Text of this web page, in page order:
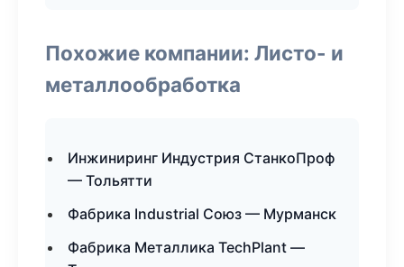
Похожие компании: Листо- и
металлообработка
Инжиниринг Индустрия СтанкоПроф
— Тольятти
Фабрика Industrial Союз — Мурманск
Фабрика Металлика TechPlant —